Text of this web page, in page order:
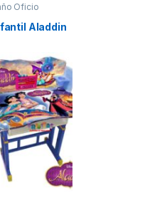
Oficio
Aladdin